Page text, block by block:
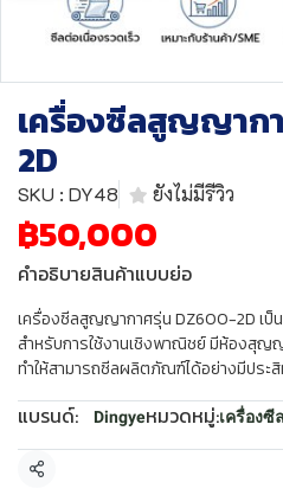
เครื่องซีลสูญญาก
2D
SKU : DY48 ยังไม่มีรีวิว
฿50,000
คำอธิบายสินค้าแบบย่อ
เครื่องซีลสูญญากาศรุ่น DZ600-2D เป็
สำหรับการใช้งานเชิงพาณิชย์ มีห้องสุญ
ทำให้สามารถซีลผลิตภัณฑ์ได้อย่างมีประ
แบรนด์: Dingyeหมวดหมู่:เครื่อง
แชร์